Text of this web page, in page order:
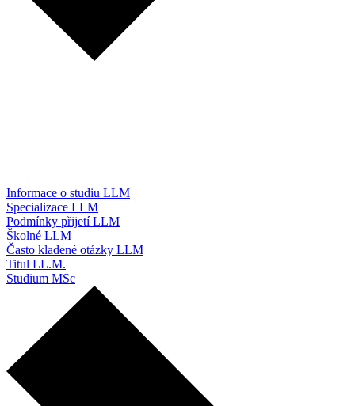
Informace o studiu LLM
Specializace LLM
Podmínky přijetí LLM
Školné LLM
Často kladené otázky LLM
Titul LL.M.
Studium MSc